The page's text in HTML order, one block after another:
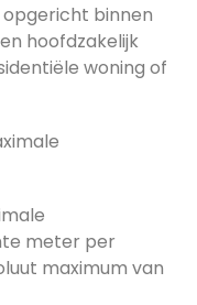
binnen
hoofdzakelijk
woning of
meter per
maximum van